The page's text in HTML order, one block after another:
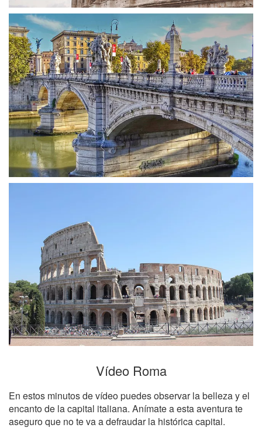
Vídeo Roma
En estos minutos de vídeo puedes observar la belleza y el
encanto de la capital italiana. Anímate a esta aventura te
aseguro que no te va a defraudar la histórica capital.